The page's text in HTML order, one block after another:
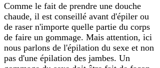
Comme le fait de prendre une douche
chaude, il est conseillé avant d'épiler ou
de raser n'importe quelle partie du corps
de faire un gommage. Mais attention, ici
nous parlons de l'épilation du sexe et non
pas d'une épilation des jambes. Un